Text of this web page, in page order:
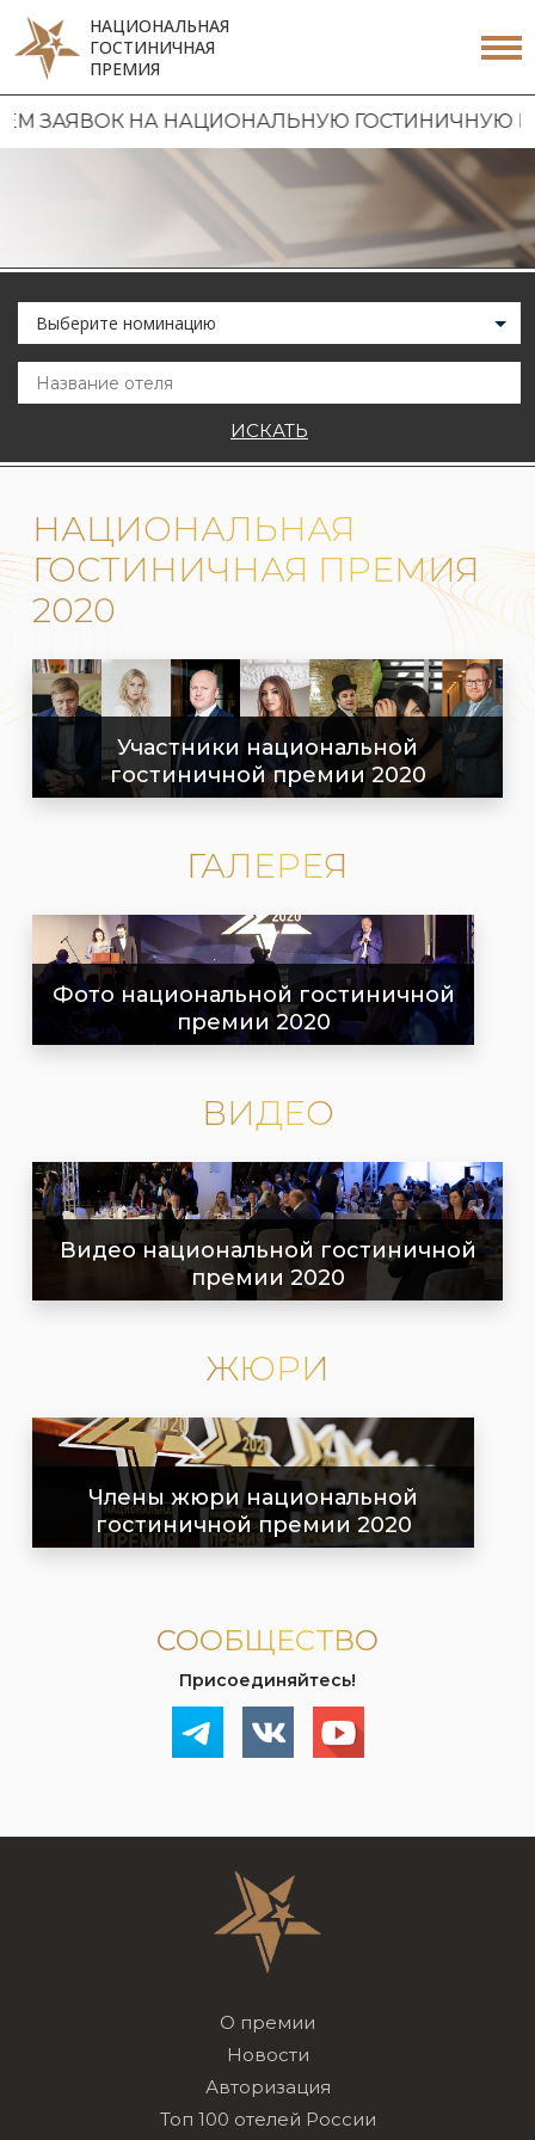
НАЦИОНАЛЬНАЯ
ГОСТИНИЧНАЯ
ПРЕМИЯ
ЗАЯВОК НА НАЦИОНАЛЬНУЮ ГОСТИНИЧНУЮ
Выберите номинацию
ИСКАТЬ
НАЦИОНАЛЬНАЯ
ГОСТИНИЧНАЯ ПРЕМИЯ
2020
Участники национальной
гостиничной премии 2020
ГАЛЕРЕЯ
Фото национальной гостиничной
премии 2020
ВИДЕО
Видео национальной гостиничной
премии 2020
ЖЮРИ
Члены жюри национальной
гостиничной премии 2020
СООБЩЕСТВО
Присоединяйтесь!
О премии
Новости
Авторизация
Топ 100 отелей России